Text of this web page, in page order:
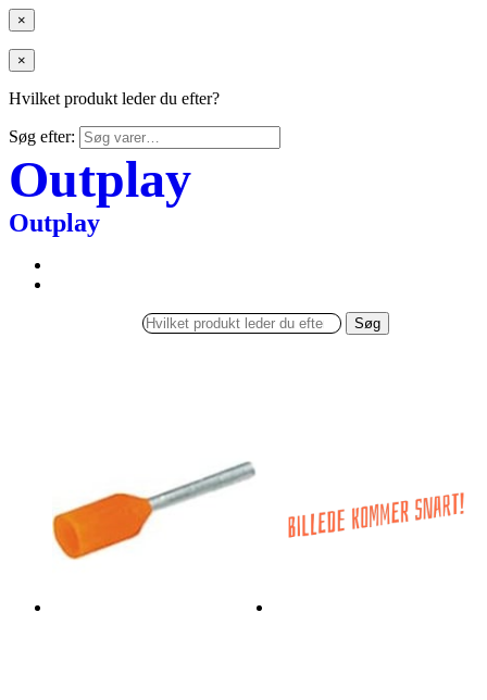
×
×
Hvilket produkt leder du efter?
Søg efter:
Outplay
Outplay
Søg